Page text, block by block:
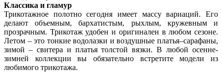
Классика и гламур
Трикотажное полотно сегодня имеет массу вариаций. Его
делают объемным, бархатистым, рыхлым, кружевным и
прозрачным. Трикотаж удобен и оригинален в любом сезоне.
Летом – это тонкие водолазки и воздушные платья–сарафаны,
зимой – свитера и платья толстой вязки. В любой осенне-
зимней коллекции вы обязательно встретите модели из
любимого трикотажа.